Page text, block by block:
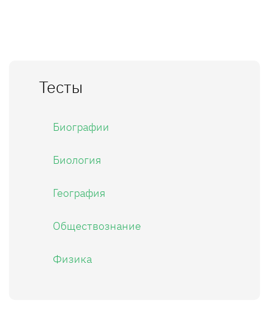
Тесты
Биографии
Биология
География
Обществознание
Физика